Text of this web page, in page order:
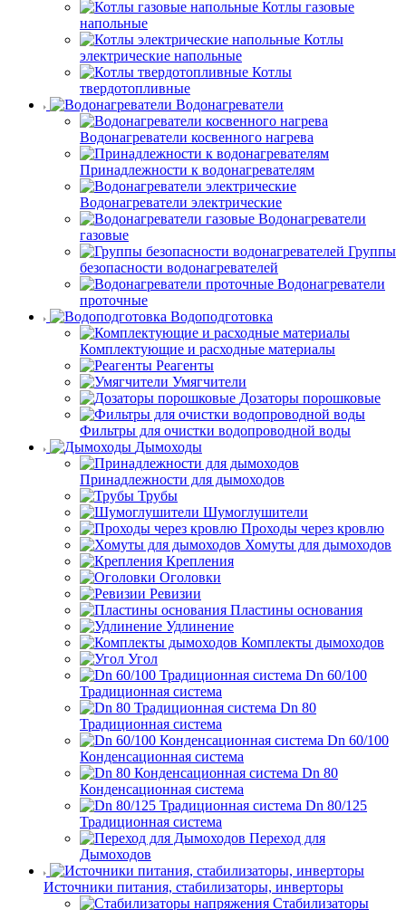
Котлы газовые
напольные
Котлы
электрические напольные
Котлы
твердотопливные
Водонагреватели
Водонагреватели косвенного нагрева
Принадлежности к водонагревателям
Водонагреватели электрические
Водонагреватели
газовые
Группы
безопасности водонагревателей
Водонагреватели
проточные
Водоподготовка
Комплектующие и расходные материалы
Реагенты
Умягчители
Дозаторы порошковые
Фильтры для очистки водопроводной воды
Дымоходы
Принадлежности для дымоходов
Трубы
Шумоглушители
Проходы через кровлю
Хомуты для дымоходов
Крепления
Оголовки
Ревизии
Пластины основания
Удлинение
Комплекты дымоходов
Угол
Dn 60/100
Традиционная система
Dn 80
Традиционная система
Dn 60/100
Конденсационная система
Dn 80
Конденсационная система
Dn 80/125
Традиционная система
Переход для
Дымоходов
Источники питания, стабилизаторы, инверторы
Стабилизаторы